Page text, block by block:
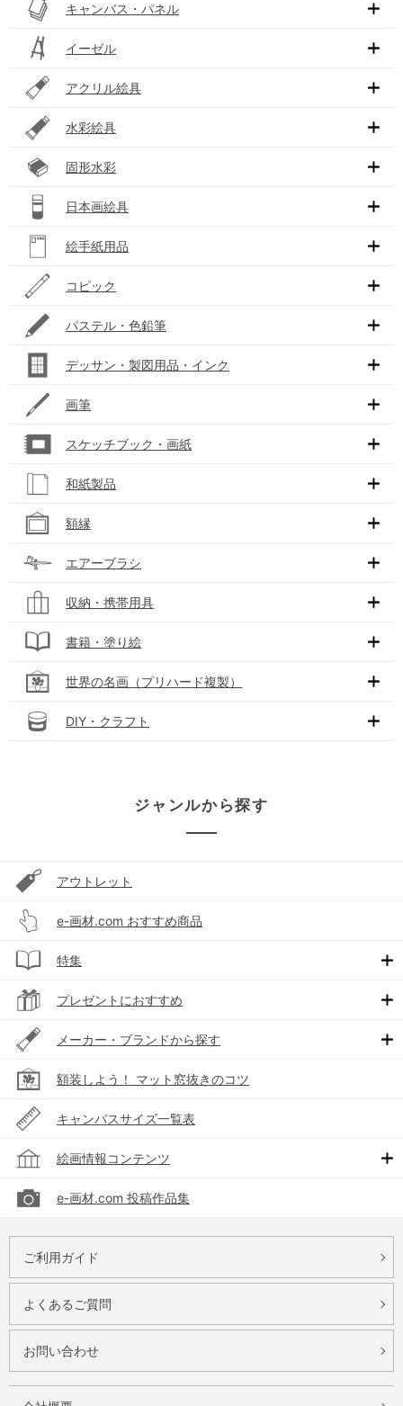
キャンバス・パネル
イーゼル
アクリル絵具
水彩絵具
固形水彩
日本画絵具
絵手紙用品
コピック
パステル・色鉛筆
デッサン・製図用品・インク
画筆
スケッチブック・画紙
和紙製品
額縁
エアーブラシ
収納・携帯用具
書籍・塗り絵
世界の名画（プリハード複製）
DIY・クラフト
ジャンルから探す
アウトレット
e-画材.com おすすめ商品
特集
プレゼントにおすすめ
メーカー・ブランドから探す
額装しよう！ マット窓抜きのコツ
キャンバスサイズ一覧表
絵画情報コンテンツ
e-画材.com 投稿作品集
ご利用ガイド
よくあるご質問
お問い合わせ